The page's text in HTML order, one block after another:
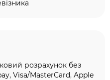
розрахунок без
Visa/MasterCard, Apple